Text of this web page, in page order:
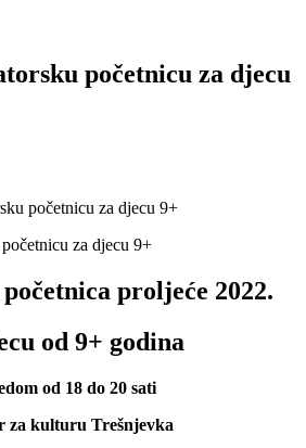
početnicu za djecu
početnicu za djecu 9+
proljeće 2022.
od 9+ godina
od 18 do 20 sati
za kulturu Trešnjevka